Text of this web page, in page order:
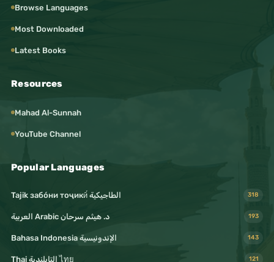
Browse Languages
Most Downloaded
Latest Books
Resources
Mahad Al-Sunnah
YouTube Channel
Popular Languages
Tajik забо́ни тоҷикӣ́ الطاجيكية 318
د. هيثم سرحان Arabic العربية 193
Bahasa Indonesia الإندونيسية 143
Thai التايلندية ไทย 121